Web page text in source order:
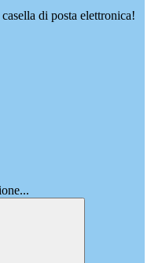
di posta elettronica!